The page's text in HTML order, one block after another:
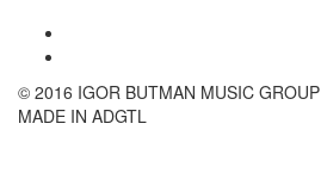
© 2016 IGOR BUTMAN MUSIC GROUP
MADE IN ADGTL